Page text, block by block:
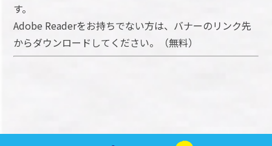
す。
Adobe Readerをお持ちでない方は、バナーのリンク先
からダウンロードしてください。（無料）